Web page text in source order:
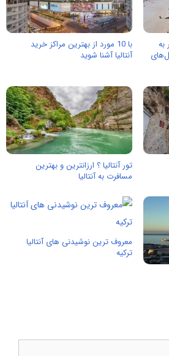
به
از هتل‌های
با 10 مورد از بهترین مراکز خرید
آنتالیا آشنا شوید
تور آنتالیا ؟ ارزانترین و بهترین
مسافرت به آنتالیا
معروف ترین نوشیدنی های آنتالیا
ترکیه